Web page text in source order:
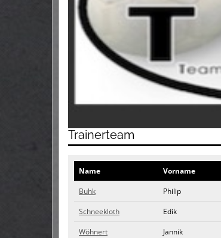
Trainerteam
Name Vorname
Buhk
Philip
Schneekloth
Edik
Wöhnert
Jannik